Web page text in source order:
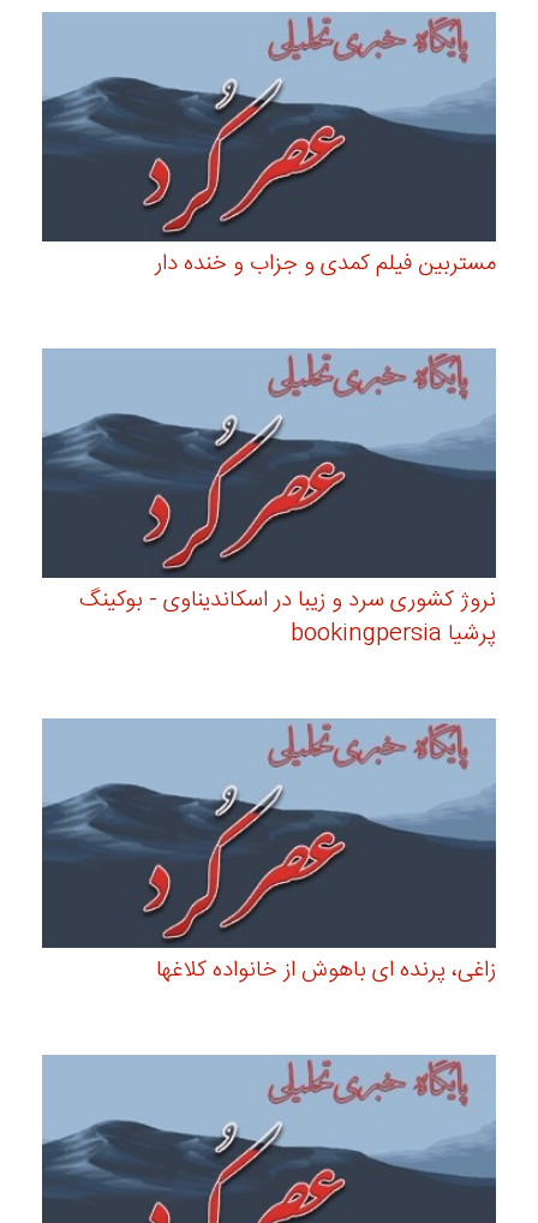
مستربین فیلم کمدی و جزاب و خنده دار
نروژ کشوری سرد و زیبا در اسکاندیناوی - بوکینگ
پرشیا bookingpersia
زاغی، پرنده ای باهوش از خانواده کلاغها